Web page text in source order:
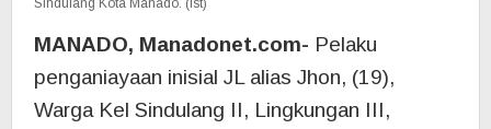
Sindulang Kota Manado. (Ist)
MANADO, Manadonet.com- Pelaku
penganiayaan inisial JL alias Jhon, (19),
Warga Kel Sindulang II, Lingkungan III,